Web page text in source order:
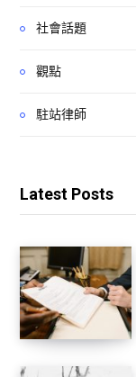
社會話題
觀點
駐站律師
Latest Posts